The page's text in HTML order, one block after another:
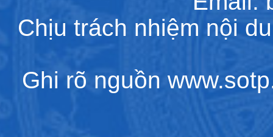
Chịu trách nhiệm nội
Ghi rõ nguồn